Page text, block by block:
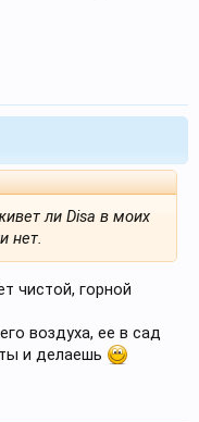
ли Disa в моих
нет.
чистой, горной
воздуха, ее в сад
и делаешь